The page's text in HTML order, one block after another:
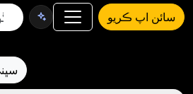
سائن اپ ڪريو
←